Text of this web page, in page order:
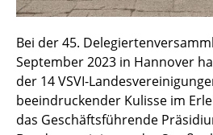
Bei der 45.
September 2023 in Hannover
der 14 VSVI-
beeindruckender Kulisse im
das Geschäftsführende